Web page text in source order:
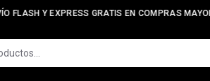
FLASH Y EXPRESS GRATIS EN COMPRAS